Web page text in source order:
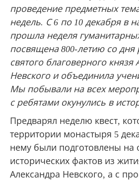
проведение предметных
недель. С 6 по 10 декабря в
прошла неделя
посвящена 800-летию со дня
святого благоверного князя
Невского и объединила
Мы побывали на всех
с ребятами окунулись в
Предварял неделю квест,
территории монастыря 5
нему были подготовлены на
исторических фактов из
Александра Невского, а с